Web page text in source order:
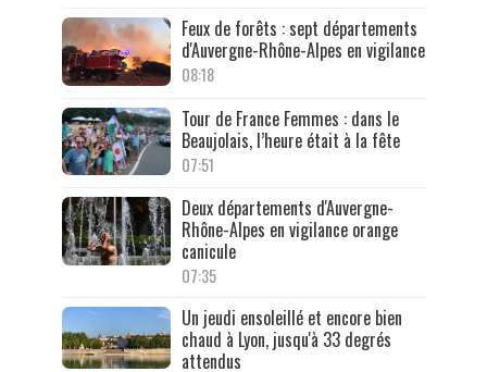
Feux de forêts : sept départements
d'Auvergne-Rhône-Alpes en vigilance
08:18
Tour de France Femmes : dans le
Beaujolais, l’heure était à la fête
07:51
Deux départements d'Auvergne-
Rhône-Alpes en vigilance orange
canicule
07:35
Un jeudi ensoleillé et encore bien
chaud à Lyon, jusqu'à 33 degrés
attendus